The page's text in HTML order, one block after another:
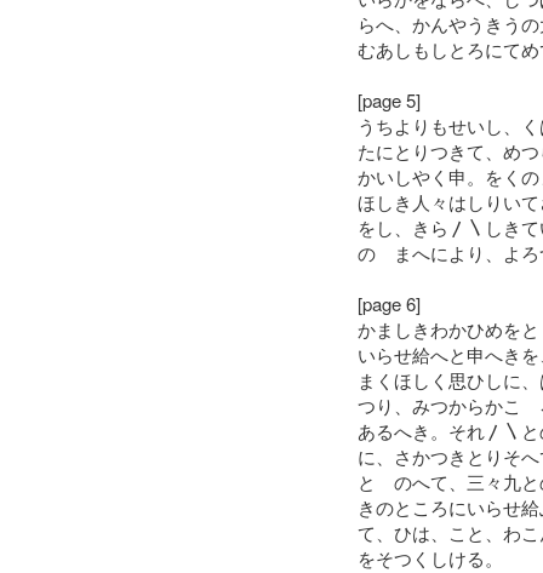
らへ、かんやうきう
むあしもしとろにて
[page 5]
うちよりもせいし、
たにとりつきて、め
かいしやく申。をく
ほしき人々はしりい
をし、きら〳〵しき
のゝまへにより、よ
[page 6]
かましきわかひめを
いらせ給へと申へき
まくほしく思ひしに
つり、みつからかこ
あるへき。それ〳〵
に、さかつきとりそ
とゝのへて、三々九
きのところにいらせ
て、ひは、こと、わ
をそつくしける。